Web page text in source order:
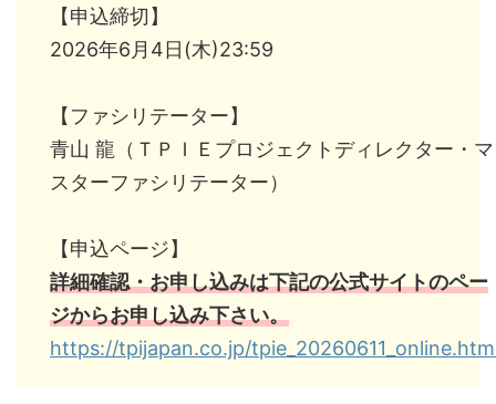
【申込締切】
2026年6月4日(木)23:59
【ファシリテーター】
青山 龍（ＴＰＩＥプロジェクトディレクター・マ
スターファシリテーター）
【申込ページ】
詳細確認・お申し込みは下記の公式サイトのペー
ジからお申し込み下さい。
https://tpijapan.co.jp/